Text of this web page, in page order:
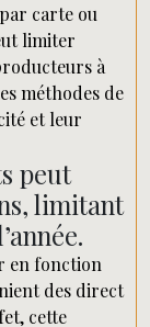
carte ou
limiter
à
méthodes de
et leur
peut
limitant
en fonction
des direct
cette